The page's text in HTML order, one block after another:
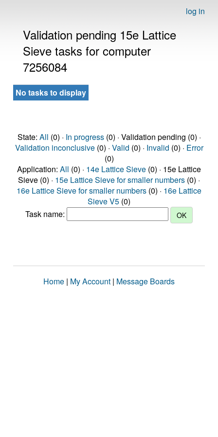
log in
Validation pending 15e Lattice
Sieve tasks for computer
7256084
No tasks to display
State: All (0) · In progress(0) · Validation pending (0) ·
Validation inconclusive(0) · Valid (0) · Invalid (0) · Error
(0)
Application: All (0) · 14e Lattice Sieve (0) · 15e Lattice
Sieve (0) · 15e Lattice Sieve for smaller numbers (0) ·
16e Lattice Sieve for smaller numbers (0) · 16e Lattice
Sieve V5 (0)
Task name:
Home | My Account | Message Boards